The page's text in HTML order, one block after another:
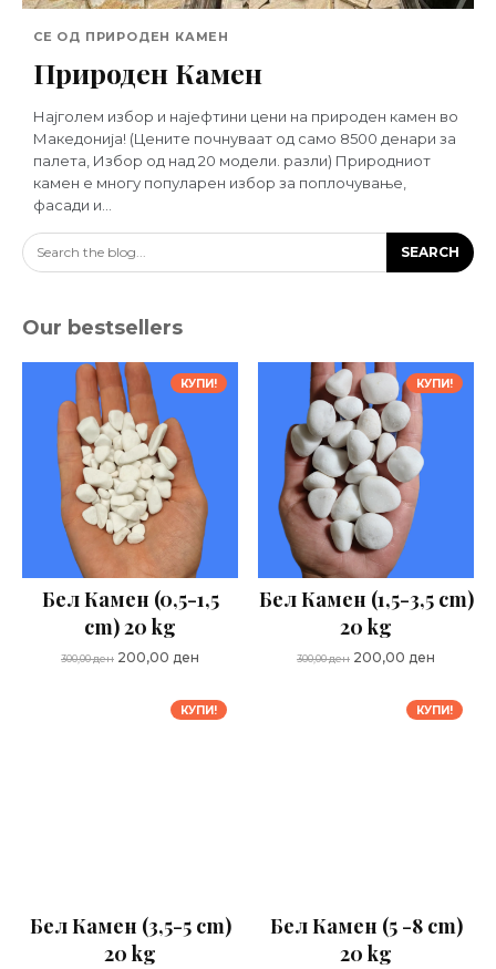
СЕ ОД ПРИРОДЕН КАМЕН
Природен Камен
Најголем избор и најефтини цени на природен камен во
Македонија! (Цените почнуваат од само 8500 денари за
палета, Избор од над 20 модели. разли) Природниот
камен е многу популарен избор за поплочување,
фасади и...
Search the blog... SEARCH
Our bestsellers
КУПИ!
Бел Камен (0,5-1,5
cm) 20 kg
300,00ден Original
300,00 ден.
200,00 ден
is:
200,00 ден.
КУПИ!
Бел Камен (1,5-3,5 cm)
20 kg
300,00ден Original
300,00 ден.
200,00 ден
is:
200,00
КУПИ!
Бел Камен (3,5-5 cm)
20 kg
КУПИ!
Бел Камен (5 -8 cm)
20 kg